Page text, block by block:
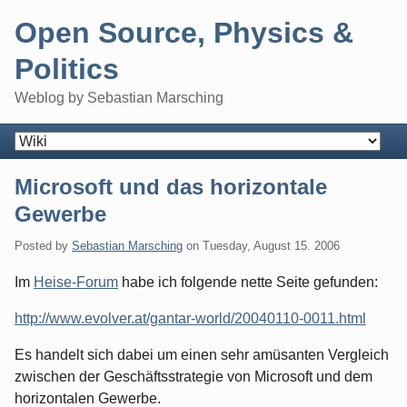
content
Open Source, Physics &
Politics
Weblog by Sebastian Marsching
Navigation
Microsoft und das horizontale
Gewerbe
Posted by Sebastian Marsching on Tuesday, August 15. 2006
Im Heise-Forum habe ich folgende nette Seite gefunden:
http://www.evolver.at/gantar-world/20040110-0011.html
Es handelt sich dabei um einen sehr amüsanten Vergleich
zwischen der Geschäftsstrategie von Microsoft und dem
horizontalen Gewerbe.